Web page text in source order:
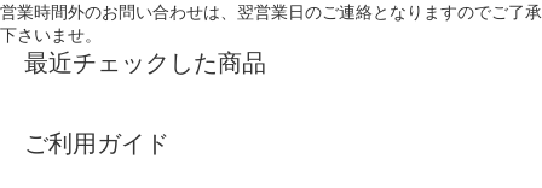
営業時間外のお問い合わせは、翌営業日のご連絡となりますのでご了承
下さいませ。
最近チェックした商品
ご利用ガイド